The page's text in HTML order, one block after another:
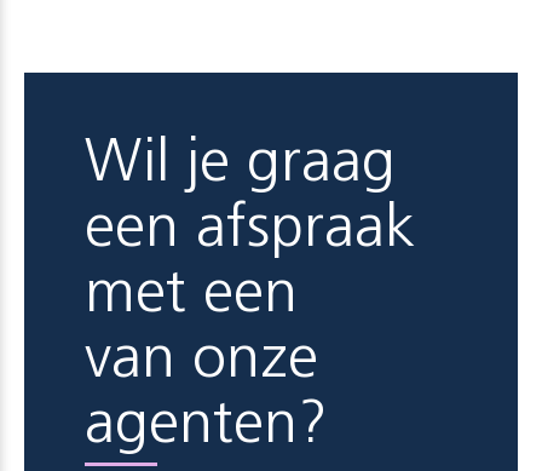
Wil je graag
een afspraak
met een
van onze
agenten?